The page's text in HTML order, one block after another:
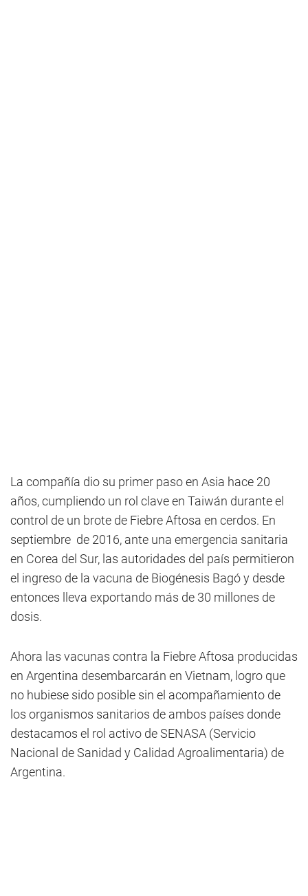
La compañía dio su primer paso en Asia hace 20
años, cumpliendo un rol clave en Taiwán durante el
control de un brote de Fiebre Aftosa en cerdos. En
septiembre de 2016, ante una emergencia sanitaria
en Corea del Sur, las autoridades del país permitieron
el ingreso de la vacuna de Biogénesis Bagó y desde
entonces lleva exportando más de 30 millones de
dosis.
Ahora las vacunas contra la Fiebre Aftosa producidas
en Argentina desembarcarán en Vietnam, logro que
no hubiese sido posible sin el acompañamiento de
los organismos sanitarios de ambos países donde
destacamos el rol activo de SENASA (Servicio
Nacional de Sanidad y Calidad Agroalimentaria) de
Argentina.